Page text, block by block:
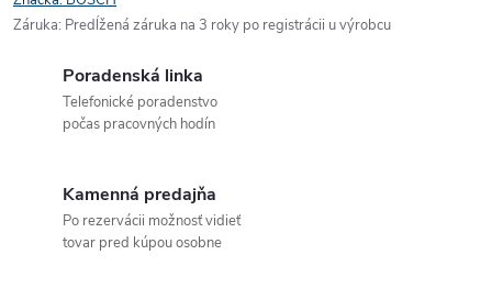
Záruka: Predĺžená záruka na 3 roky po registrácii u výrobcu
Poradenská linka
Telefonické poradenstvo
počas pracovných hodín
Kamenná predajňa
Po rezervácii možnosť vidieť
tovar pred kúpou osobne